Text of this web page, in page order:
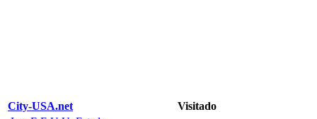
City-USA.net
Visitado